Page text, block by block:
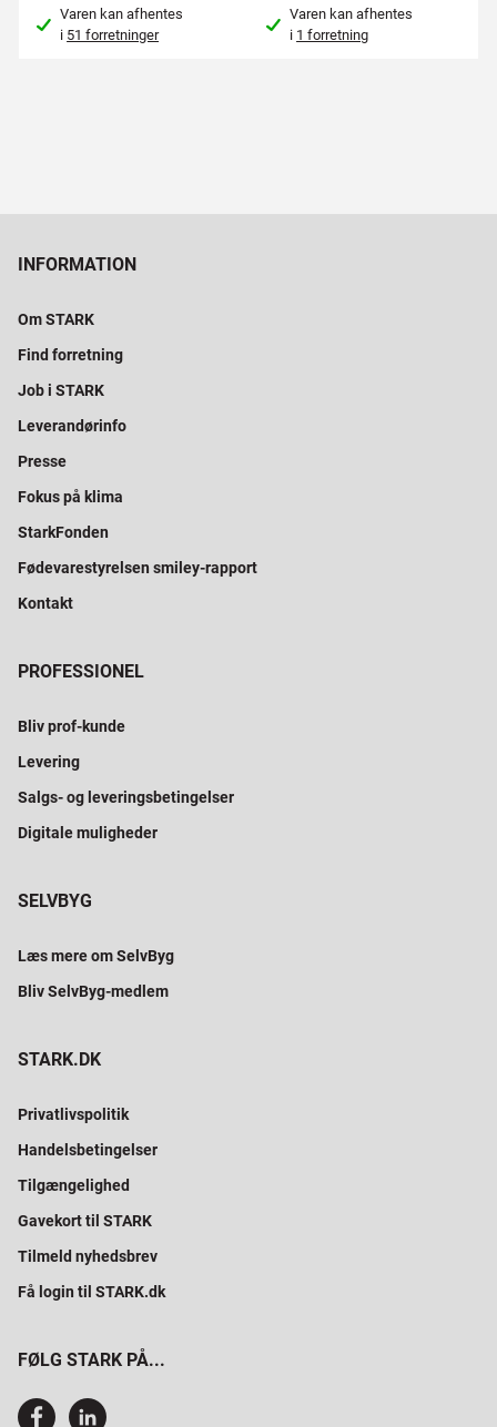
Varen kan afhentes
i 51 forretninger
Varen kan afhentes
i 1 forretning
INFORMATION
Om STARK
Find forretning
Job i STARK
Leverandørinfo
Presse
Fokus på klima
StarkFonden
Fødevarestyrelsen smiley-rapport
Kontakt
PROFESSIONEL
Bliv prof-kunde
Levering
Salgs- og leveringsbetingelser
Digitale muligheder
SELVBYG
Læs mere om SelvByg
Bliv SelvByg-medlem
STARK.DK
Privatlivspolitik
Handelsbetingelser
Tilgængelighed
Gavekort til STARK
Tilmeld nyhedsbrev
Få login til STARK.dk
FØLG STARK PÅ...